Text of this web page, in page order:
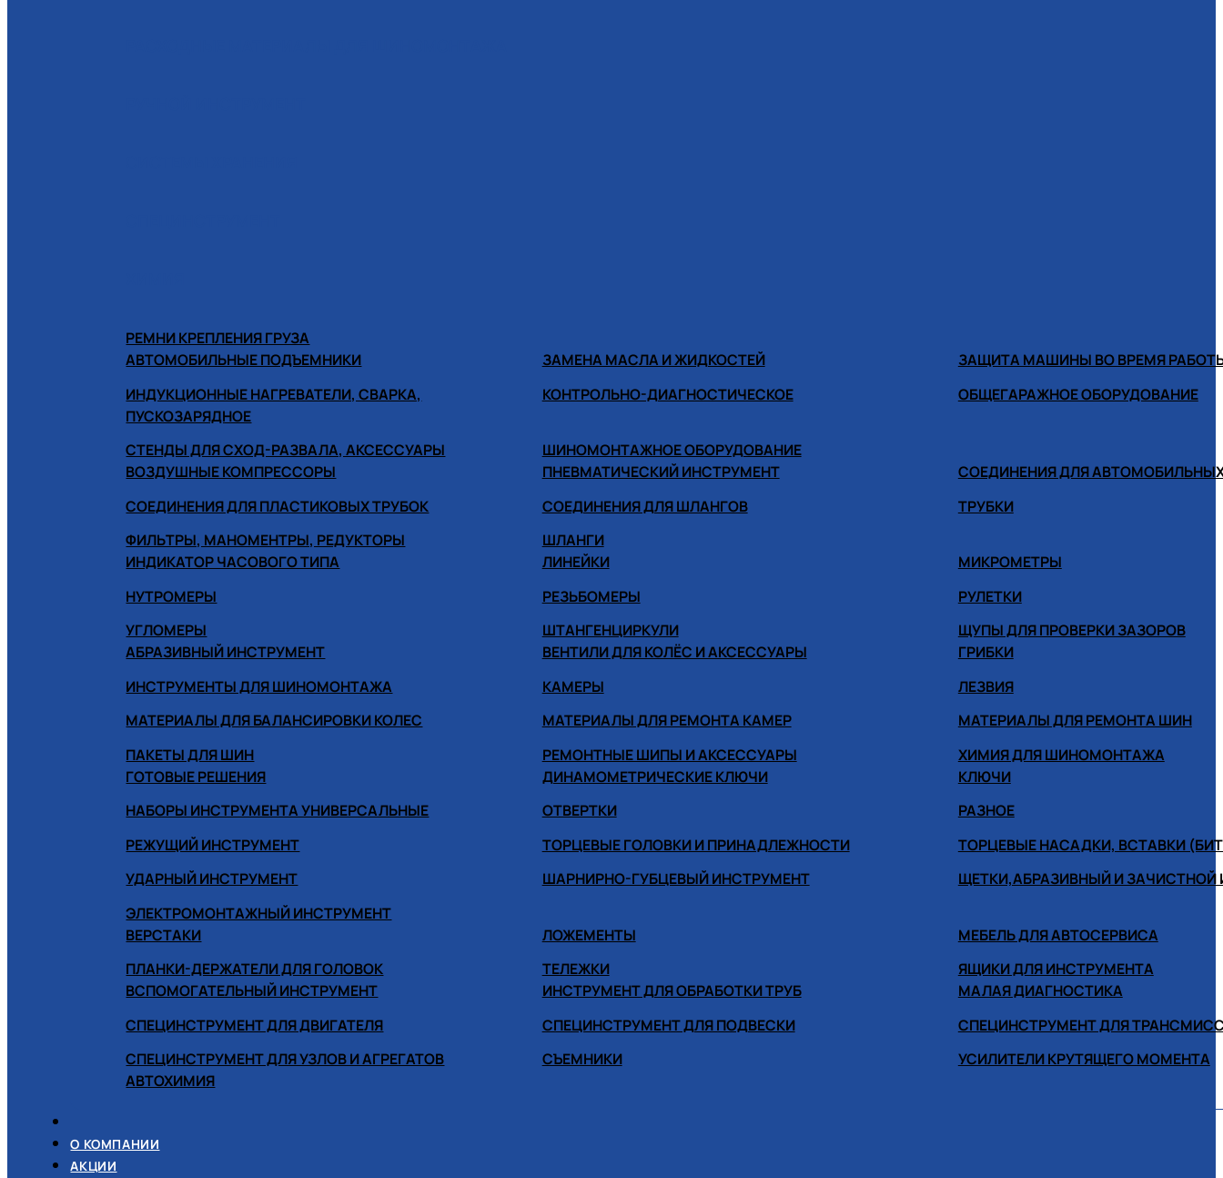
РЕМНИ КРЕПЛЕНИЯ ГРУЗА
АВТОМОБИЛЬНЫЕ ПОДЪЕМНИКИ
ЗАМЕНА МАСЛА И ЖИДКОСТЕЙ
ЗАЩИТА МАШИНЫ ВО ВРЕМЯ
ИНДУКЦИОННЫЕ НАГРЕВАТЕЛИ, СВАРКА,
ПУСКОЗАРЯДНОЕ
КОНТРОЛЬНО-ДИАГНОСТИЧЕСКОЕ ОБЩЕГАРАЖНОЕ ОБОРУДОВАНИЕ
СТЕНДЫ ДЛЯ СХОД-РАЗВАЛА, АКСЕССУАРЫ
ШИНОМОНТАЖНОЕ ОБОРУДОВАНИЕ
ВОЗДУШНЫЕ КОМПРЕССОРЫ
ПНЕВМАТИЧЕСКИЙ ИНСТРУМЕНТ
СОЕДИНЕНИЯ ДЛЯ
СОЕДИНЕНИЯ ДЛЯ ПЛАСТИКОВЫХ ТРУБОК
СОЕДИНЕНИЯ ДЛЯ ШЛАНГОВ
ТРУБКИ
ФИЛЬТРЫ, МАНОМЕНТРЫ, РЕДУКТОРЫ
ШЛАНГИ
ИНДИКАТОР ЧАСОВОГО ТИПА
ЛИНЕЙКИ
МИКРОМЕТРЫ
НУТРОМЕРЫ
РЕЗЬБОМЕРЫ
РУЛЕТКИ
УГЛОМЕРЫ
ШТАНГЕНЦИРКУЛИ
ЩУПЫ ДЛЯ ПРОВЕРКИ ЗАЗОРОВ
АБРАЗИВНЫЙ ИНСТРУМЕНТ
ВЕНТИЛИ ДЛЯ КОЛЁС И АКСЕССУАРЫ
ГРИБКИ
ИНСТРУМЕНТЫ ДЛЯ ШИНОМОНТАЖА
КАМЕРЫ
ЛЕЗВИЯ
МАТЕРИАЛЫ ДЛЯ БАЛАНСИРОВКИ КОЛЕС
МАТЕРИАЛЫ ДЛЯ РЕМОНТА КАМЕР
МАТЕРИАЛЫ ДЛЯ РЕМОНТА ШИН
ПАКЕТЫ ДЛЯ ШИН
РЕМОНТНЫЕ ШИПЫ И АКСЕССУАРЫ
ХИМИЯ ДЛЯ ШИНОМОНТАЖА
ГОТОВЫЕ РЕШЕНИЯ
ДИНАМОМЕТРИЧЕСКИЕ КЛЮЧИ
КЛЮЧИ
НАБОРЫ ИНСТРУМЕНТА УНИВЕРСАЛЬНЫЕ
ОТВЕРТКИ
РАЗНОЕ
РЕЖУЩИЙ ИНСТРУМЕНТ
ТОРЦЕВЫЕ ГОЛОВКИ И ПРИНАДЛЕЖНОСТИ
ТОРЦЕВЫЕ НАСАДКИ, ВСТАВКИ
УДАРНЫЙ ИНСТРУМЕНТ
ШАРНИРНО-ГУБЦЕВЫЙ ИНСТРУМЕНТ
ЩЕТКИ,АБРАЗИВНЫЙ И ЗАЧИСТНОЙ
ЭЛЕКТРОМОНТАЖНЫЙ ИНСТРУМЕНТ
ВЕРСТАКИ
ЛОЖЕМЕНТЫ
МЕБЕЛЬ ДЛЯ АВТОСЕРВИСА
ПЛАНКИ-ДЕРЖАТЕЛИ ДЛЯ ГОЛОВОК
ТЕЛЕЖКИ
ЯЩИКИ ДЛЯ ИНСТРУМЕНТА
ВСПОМОГАТЕЛЬНЫЙ ИНСТРУМЕНТ
ИНСТРУМЕНТ ДЛЯ ОБРАБОТКИ ТРУБ
МАЛАЯ ДИАГНОСТИКА
СПЕЦИНСТРУМЕНТ ДЛЯ ДВИГАТЕЛЯ
СПЕЦИНСТРУМЕНТ ДЛЯ ПОДВЕСКИ
СПЕЦИНСТРУМЕНТ ДЛЯ
СПЕЦИНСТРУМЕНТ ДЛЯ УЗЛОВ И АГРЕГАТОВ
СЪЕМНИКИ
УСИЛИТЕЛИ КРУТЯЩЕГО МОМЕНТА
АВТОХИМИЯ
О КОМПАНИИ
АКЦИИ